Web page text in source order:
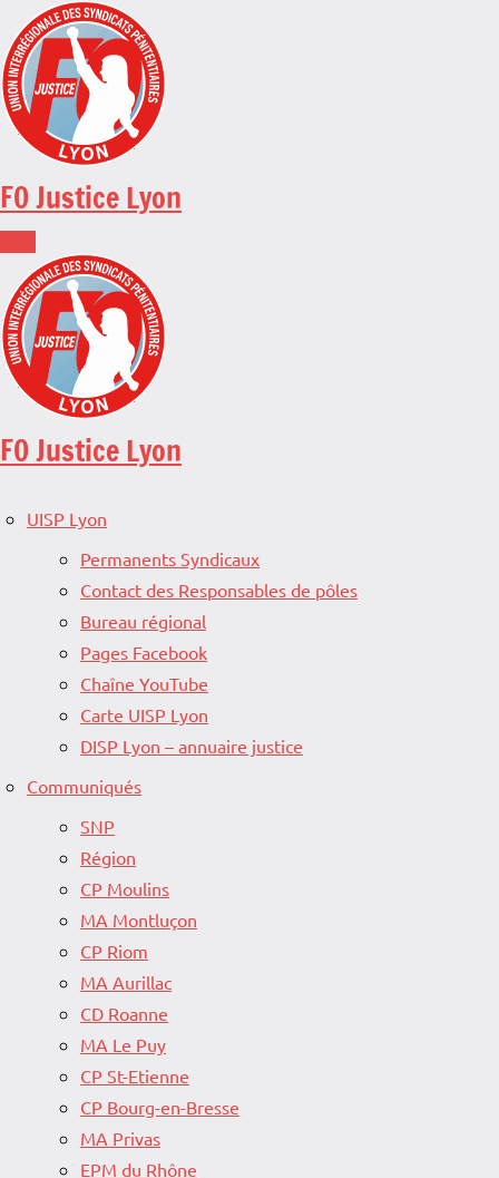
Skip
to
content
FO Justice Lyon
FO Justice Lyon
UISP Lyon
Permanents Syndicaux
Contact des Responsables de pôles
Bureau régional
Pages Facebook
Chaîne YouTube
Carte UISP Lyon
DISP Lyon – annuaire justice
Communiqués
SNP
Région
CP Moulins
MA Montluçon
CP Riom
MA Aurillac
CD Roanne
MA Le Puy
CP St-Etienne
CP Bourg-en-Bresse
MA Privas
EPM du Rhône